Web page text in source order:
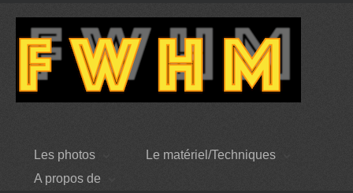
Les photos
Le matériel/Techniques
A propos de